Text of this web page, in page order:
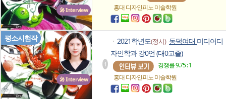
🎤 Interview
홍대 디자인피노미술학원
🎤 Interview
평소시험작
1
ㆍ 2021학년도(정시) 동덕여대 미디어디
자인학과 강0언 (대0고졸)
경쟁률 9.75 : 1
홍대 디자인피노미술학원